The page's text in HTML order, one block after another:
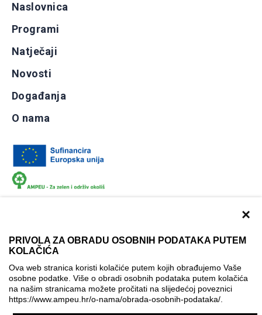
×
PRIVOLA ZA OBRADU OSOBNIH PODATAKA PUTEM
KOLAČIĆA
Ova web stranica koristi kolačiće putem kojih obrađujemo Vaše
osobne podatke. Više o obradi osobnih podataka putem kolačića
na našim stranicama možete pročitati na slijedećoj poveznici
https://www.ampeu.hr/o-nama/obrada-osobnih-podataka/
Naslovnica
Programi
Natječaji
Novosti
Događanja
O nama
Izjava o pristupačnosti
Politika korištenja kolačića
Postavke kolačića